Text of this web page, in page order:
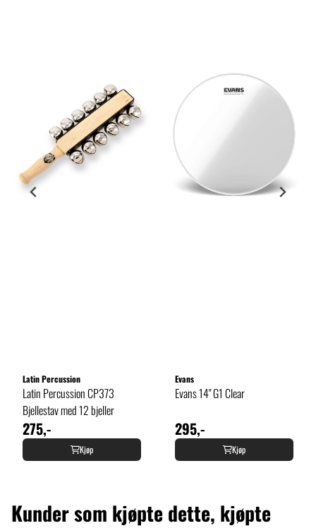
Latin Percussion
Latin Percussion CP373
Bjellestav med 12 bjeller
275,-
Kjøp
Evans
Evans 14" G1 Clear
295,-
Kjøp
Kunder som kjøpte dette, kjøpte